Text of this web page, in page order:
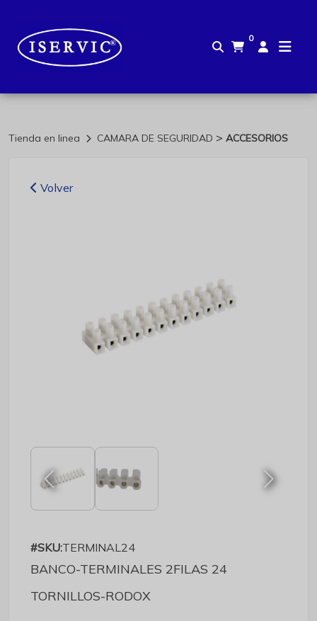
0
Tienda en linea CAMARA DE SEGURIDAD > ACCESORIOS
Volver
#SKU:TERMINAL24
BANCO-TERMINALES 2FILAS 24
TORNILLOS-RODOX